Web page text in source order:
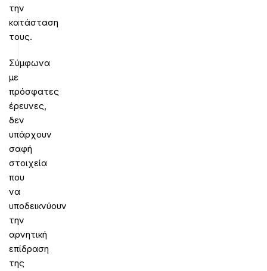
την
κατάσταση
τους.
Σύμφωνα
με
πρόσφατες
έρευνες,
δεν
υπάρχουν
σαφή
στοιχεία
που
να
υποδεικνύουν
την
αρνητική
επίδραση
της